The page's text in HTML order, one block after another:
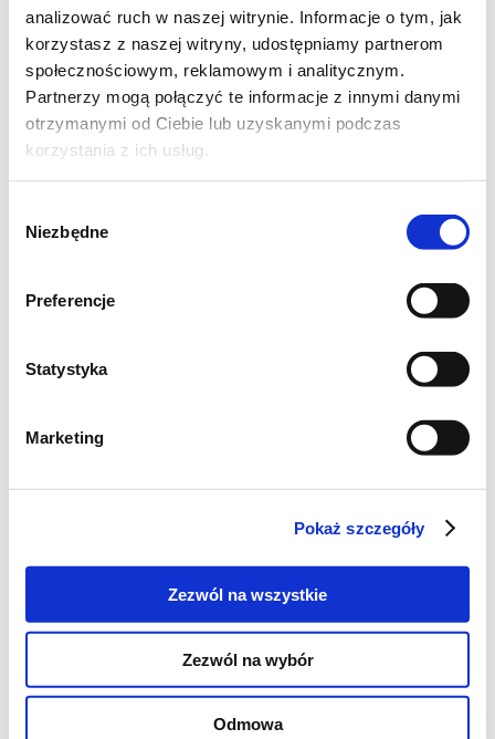
analizować ruch w naszej witrynie. Informacje o tym, jak
korzystasz z naszej witryny, udostępniamy partnerom
społecznościowym, reklamowym i analitycznym.
Partnerzy mogą połączyć te informacje z innymi danymi
otrzymanymi od Ciebie lub uzyskanymi podczas
korzystania z ich usług.
zgody
Niezbędne
Preferencje
Statystyka
Marketing
Pokaż szczegóły
Zezwól na wszystkie
Zezwól na wybór
Odmowa
Przepis dostałam oczywiście od znajomych i
postanowiłam wypróbować. Przyznam, że
pozytywnie zaskoczył mnie smak połączenia
żółtego curry i ogórków. A że słoików
przygotowałam nieco więcej, a w kącie
kuchni piętrzył się stos młodych cukinii
sposób przygotowałam kilka słoiczków
cukinii. I przyznam, że cukinia smakuje chyba
nieco lepiej moim domownikom, choć to
akurat to rzecz gustu. Przepis jednak
polecam wypróbować. Na pierwszy raz, z